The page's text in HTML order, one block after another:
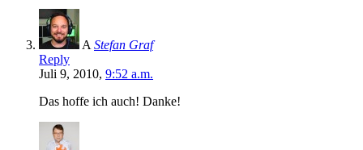
A Stefan Graf
Reply
Juli 9, 2010, 9:52 a.m.
Das hoffe ich auch! Danke!